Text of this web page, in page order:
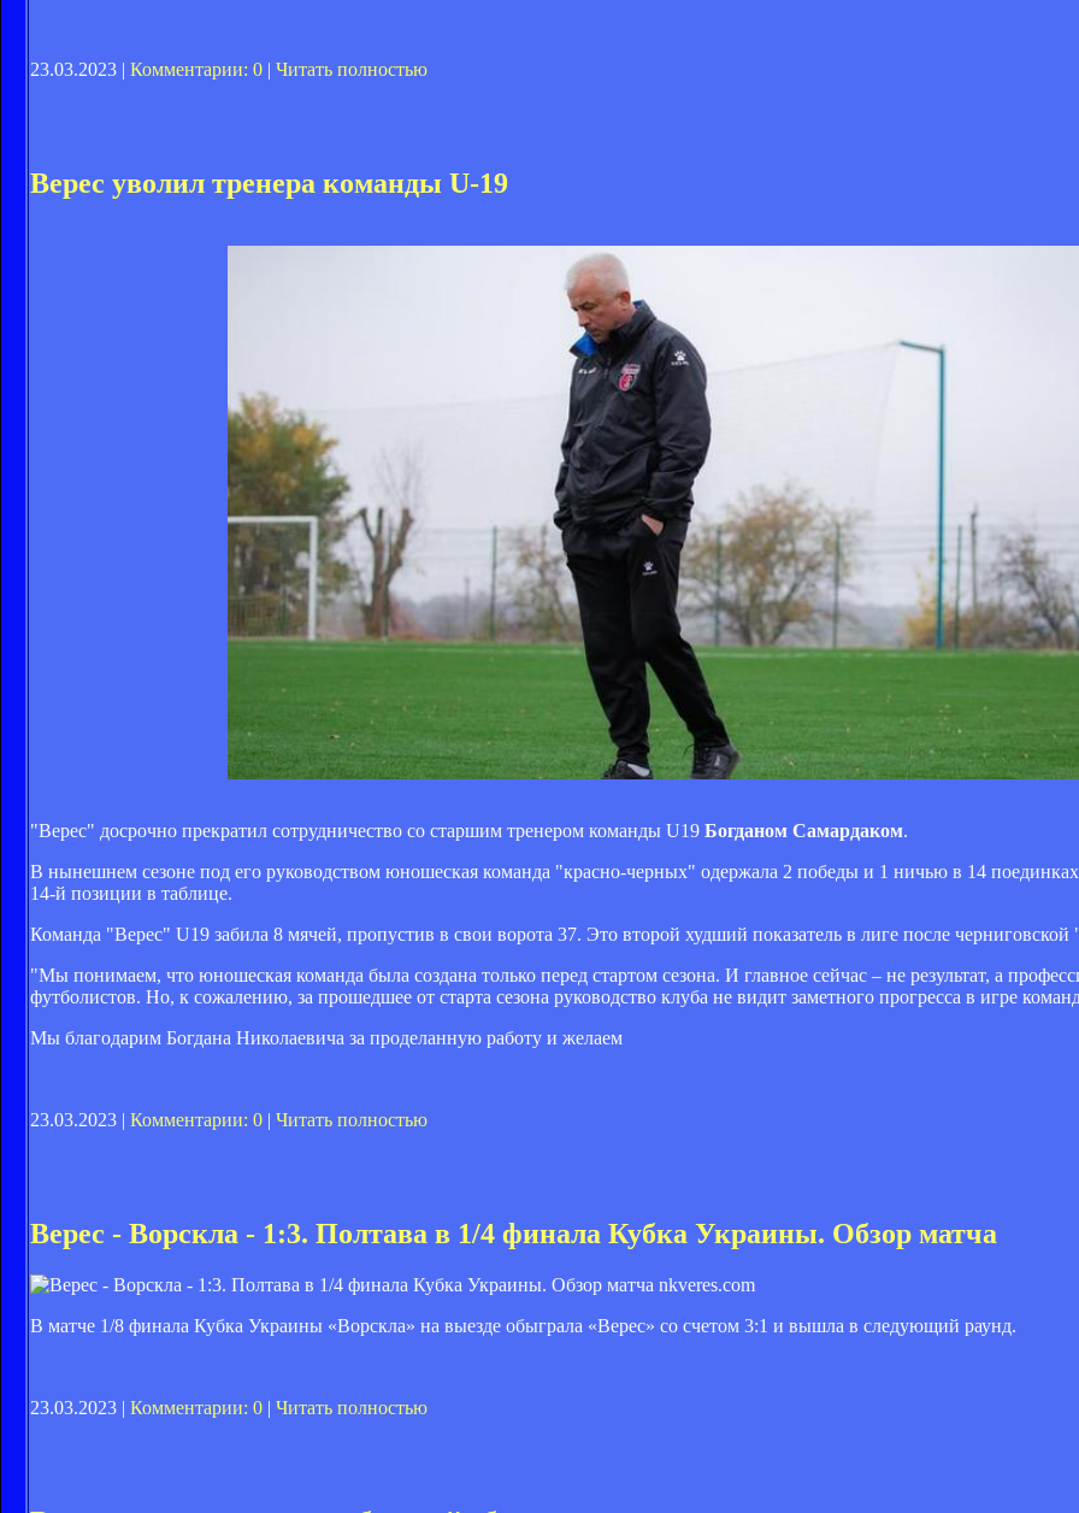
23.03.2023 | Комментарии: 0 | Читать полностью
Верес уволил тренера команды U-19
"Верес" досрочно прекратил сотрудничество со старшим тренером команды U19 Богданом Самардаком.
В нынешнем сезоне под его руководством юношеская команда "красно-черных" одержала 2 победы и 1 ничью в 14
14-й позиции в таблице.
Команда "Верес" U19 забила 8 мячей, пропустив в свои ворота 37. Это второй худший показатель в лиге после
"Мы понимаем, что юношеская команда была создана только перед стартом сезона. И главное сейчас – не результат, а
футболистов. Но, к сожалению, за прошедшее от старта сезона руководство клуба не видит заметного прогресса в игре
Мы благодарим Богдана Николаевича за проделанную работу и желаем
23.03.2023 | Комментарии: 0 | Читать полностью
Верес - Ворскла - 1:3. Полтава в 1/4 финала Кубка Украины. Обзор матча
nkveres.com
В матче 1/8 финала Кубка Украины «Ворскла» на выезде обыграла «Верес» со счетом 3:1 и вышла в следующий раунд.
23.03.2023 | Комментарии: 0 | Читать полностью